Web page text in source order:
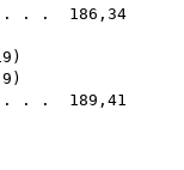
. 186,34
)
9 )
. . 189,41